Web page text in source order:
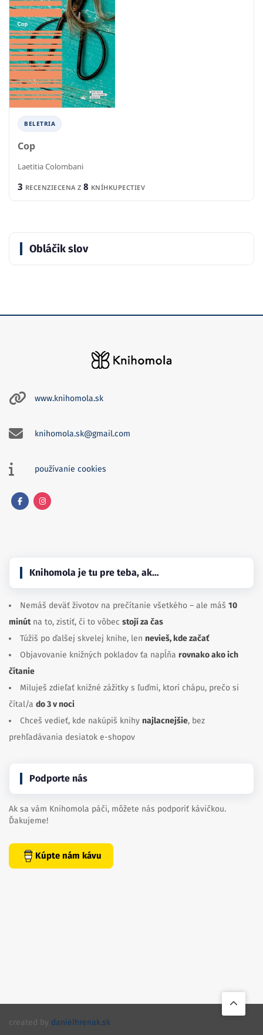
BELETRIA
Cop
Laetitia Colombani
3 RECENZIECENA Z 8 KNÍHKUPECTIEV
Obláčik slov
www.knihomola.sk
knihomola.sk@gmail.com
používanie cookies
Knihomola je tu pre teba, ak…
Nemáš deväť životov na prečítanie všetkého – ale máš 10
minútna to, zistiť, či to vôbec stojí za čas
Túžiš po ďalšej skvelej knihe, len nevieš, kde začať
Objavovanie knižných pokladov ťa napĺňa rovnako ako ich
čítanie
Miluješ zdieľať knižné zážitky s ľuďmi, ktorí chápu, prečo si
čítal/a do 3 v noci
Chceš vedieť, kde nakúpiš knihy najlacnejšie, bez
prehľadávania desiatok e-shopov
Podporte nás
Ak sa vám Knihomola páči, môžete nás podporiť kávičkou.
Ďakujeme!
Kúpte nám kávu
created by danielhrenak.sk